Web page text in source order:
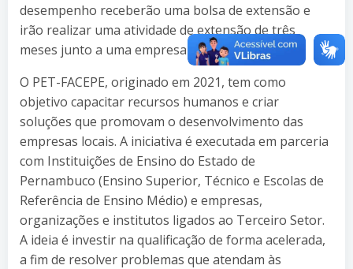
desempenho receberão uma bolsa de extensão e
irão realizar uma atividade de extensão de três
meses junto a uma empresa parceira.
O PET-FACEPE, originado em 2021, tem como
objetivo capacitar recursos humanos e criar
soluções que promovam o desenvolvimento das
empresas locais. A iniciativa é executada em parceria
com Instituições de Ensino do Estado de
Pernambuco (Ensino Superior, Técnico e Escolas de
Referência de Ensino Médio) e empresas,
organizações e institutos ligados ao Terceiro Setor.
A ideia é investir na qualificação de forma acelerada,
a fim de resolver problemas que atendam às